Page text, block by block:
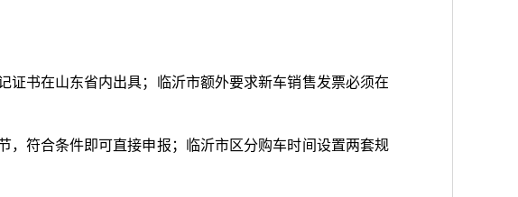
证书在山东省内出具；临沂市额外要求新车销售发票必须在
，符合条件即可直接申报；临沂市区分购车时间设置两套规